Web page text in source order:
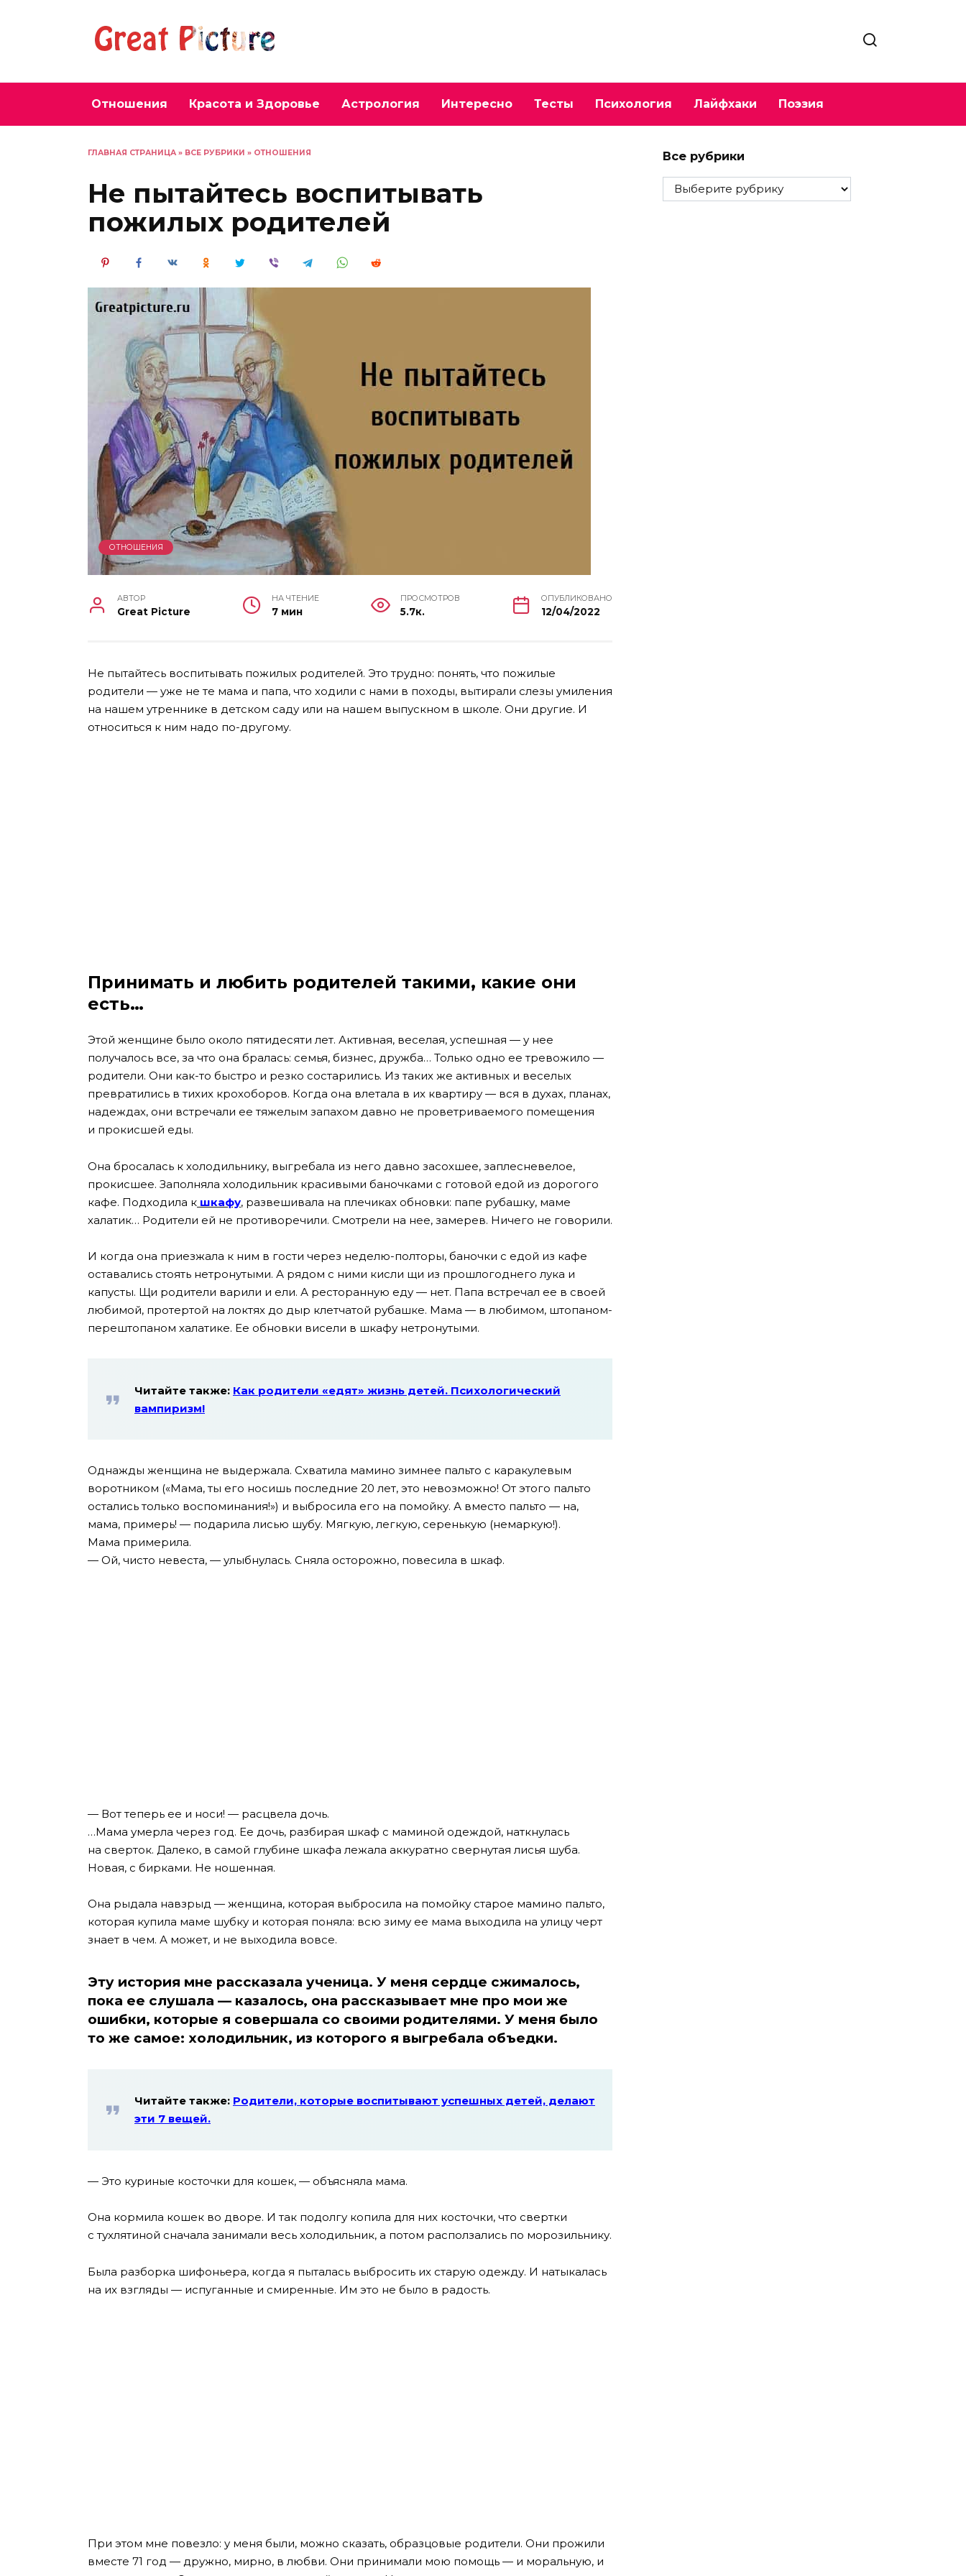
Отношения Красота и Здоровье Астрология Интересно Тесты Психология Лайфхаки Поэзия
ГЛАВНАЯ СТРАНИЦА » ВСЕ РУБРИКИ » ОТНОШЕНИЯ
Не пытайтесь воспитывать
пожилых родителей
ОТНОШЕНИЯ
АВТОР
Great Picture
НА ЧТЕНИЕ
7 мин
ПРОСМОТРОВ
5.7к.
ОПУБЛИКОВАНО
12/04/2022
Не пытайтесь воспитывать пожилых родителей. Это трудно: понять, что пожилые
родители — уже не те мама и папа, что ходили с нами в походы, вытирали слезы умиления
на нашем утреннике в детском саду или на нашем выпускном в школе. Они другие. И
относиться к ним надо по-другому.
Принимать и любить родителей такими, какие они
есть…
Этой женщине было около пятидесяти лет. Активная, веселая, успешная — у нее
получалось все, за что она бралась: семья, бизнес, дружба… Только одно ее тревожило —
родители. Они как-то быстро и резко состарились. Из таких же активных и веселых
превратились в тихих крохоборов. Когда она влетала в их квартиру — вся в духах, планах,
надеждах, они встречали ее тяжелым запахом давно не проветриваемого помещения
и прокисшей еды.
Она бросалась к холодильнику, выгребала из него давно засохшее, заплесневелое,
прокисшее. Заполняла холодильник красивыми баночками с готовой едой из дорогого
кафе. Подходила к шкафу, развешивала на плечиках обновки: папе рубашку, маме
халатик… Родители ей не противоречили. Смотрели на нее, замерев. Ничего не говорили.
И когда она приезжала к ним в гости через неделю-полторы, баночки с едой из кафе
оставались стоять нетронутыми. А рядом с ними кисли щи из прошлогоднего лука и
капусты. Щи родители варили и ели. А ресторанную еду — нет. Папа встречал ее в своей
любимой, протертой на локтях до дыр клетчатой рубашке. Мама — в любимом, штопаном-
перештопаном халатике. Ее обновки висели в шкафу нетронутыми.
Читайте также: Как родители «едят» жизнь детей. Психологический
вампиризм!
Однажды женщина не выдержала. Схватила мамино зимнее пальто с каракулевым
воротником («Мама, ты его носишь последние 20 лет, это невозможно! От этого пальто
остались только воспоминания!») и выбросила его на помойку. А вместо пальто — на,
мама, примерь! — подарила лисью шубу. Мягкую, легкую, серенькую (немаркую!).
Мама примерила.
— Ой, чисто невеста, — улыбнулась. Сняла осторожно, повесила в шкаф.
— Вот теперь ее и носи! — расцвела дочь.
…Мама умерла через год. Ее дочь, разбирая шкаф с маминой одеждой, наткнулась
на сверток. Далеко, в самой глубине шкафа лежала аккуратно свернутая лисья шуба.
Новая, с бирками. Не ношенная.
Она рыдала навзрыд — женщина, которая выбросила на помойку старое мамино пальто,
которая купила маме шубку и которая поняла: всю зиму ее мама выходила на улицу черт
знает в чем. А может, и не выходила вовсе.
Эту история мне рассказала ученица. У меня сердце сжималось,
пока ее слушала — казалось, она рассказывает мне про мои же
ошибки, которые я совершала со своими родителями. У меня было
то же самое: холодильник, из которого я выгребала объедки.
Читайте также: Родители, которые воспитывают успешных детей, делают
эти 7 вещей.
— Это куриные косточки для кошек, — объясняла мама.
Она кормила кошек во дворе. И так подолгу копила для них косточки, что свертки
с тухлятиной сначала занимали весь холодильник, а потом расползались по морозильнику.
Была разборка шифоньера, когда я пыталась выбросить их старую одежду. И натыкалась
на их взгляды — испуганные и смиренные. Им это не было в радость.
При этом мне повезло: у меня были, можно сказать, образцовые родители. Они прожили
вместе 71 год — дружно, мирно, в любви. Они принимали мою помощь — и моральную, и
Все рубрики
Все
рубрики